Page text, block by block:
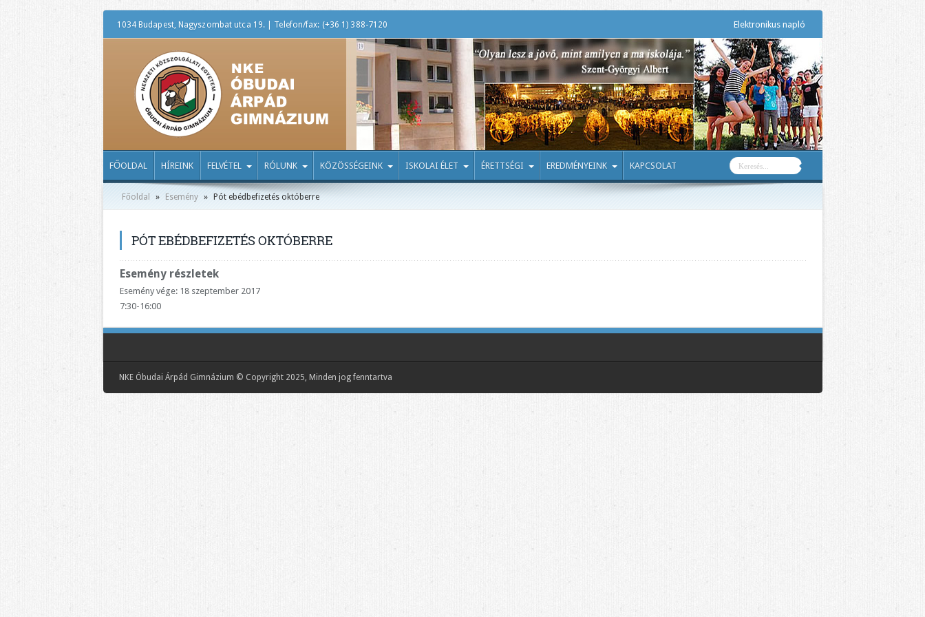
1034 Budapest, Nagyszombat utca 19. | Telefon/fax: (+36 1) 388-7120 Elektronikus napló
FŐOLDAL HÍREINK FELVÉTEL RÓLUNK KÖZÖSSÉGEINK ISKOLAI ÉLET ÉRETTSÉGI EREDMÉNYEINK KAPCSOLAT
Főoldal » Esemény » Pót ebédbefizetés októberre
PÓT EBÉDBEFIZETÉS OKTÓBERRE
Esemény részletek
Esemény vége: 18 szeptember 2017
7:30-16:00
NKE Óbudai Árpád Gimnázium © Copyright 2025, Minden jog fenntartva